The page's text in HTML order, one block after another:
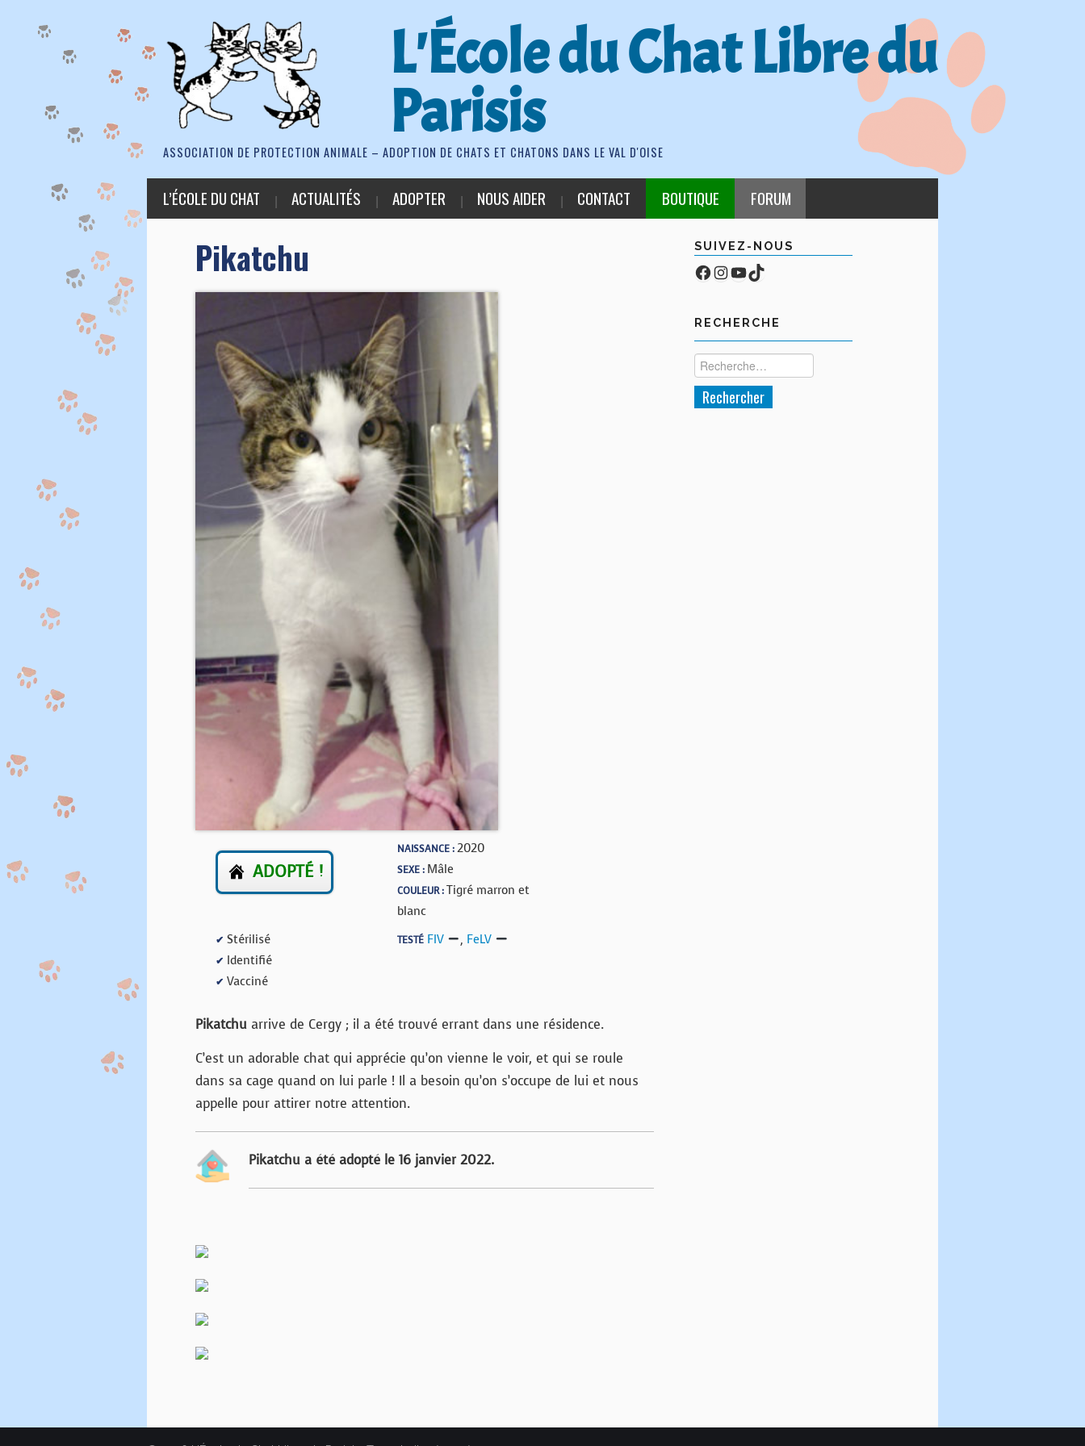
L'École du Chat Libre du
Parisis
ASSOCIATION DE PROTECTION ANIMALE – ADOPTION DE CHATS ET CHATONS DANS LE VAL D'OISE
L’ÉCOLE DU CHAT ACTUALITÉS ADOPTER NOUS AIDER CONTACT BOUTIQUE FORUM
Pikatchu
ADOPTÉ !
NAISSANCE :2020
SEXE : Mâle
COULEUR :Tigré marron et
blanc
✔ Stérilisé
✔ Identifié
✔ Vacciné
TESTÉ FIV , FeLV
Pikatchu arrive de Cergy ; il a été trouvé errant dans une résidence.
C’est un adorable chat qui apprécie qu’on vienne le voir, et qui se roule
dans sa cage quand on lui parle ! Il a besoin qu’on s’occupe de lui et nous
appelle pour attirer notre attention.
Pikatchu a été adopté le 16 janvier 2022.
SUIVEZ-NOUS
Facebook
Compte Instagram
YouTube
TikTok
RECHERCHE